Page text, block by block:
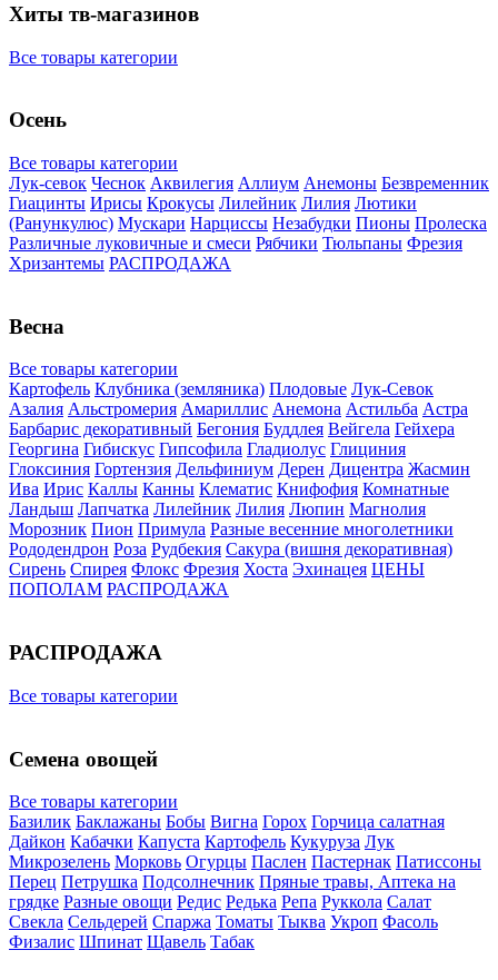
Хиты тв-магазинов
Все товары категории
Осень
Все товары категории
Лук-севок Чеснок Аквилегия Аллиум Анемоны Безвременник
Гиацинты Ирисы Крокусы Лилейник Лилия Лютики
(Ранункулюс) Мускари Нарцисcы Незабудки Пионы Пролеска
Различные луковичные и смеси Рябчики Тюльпаны Фрезия
Хризантемы РАСПРОДАЖА
Весна
Все товары категории
Картофель Клубника (земляника) Плодовые Лук-Севок
Азалия Альстромерия Амариллис Анемона Астильба Астра
Барбарис декоративный Бегония Буддлея Вейгела Гейхера
Георгина Гибискус Гипсофила Гладиолус Глициния
Глоксиния Гортензия Дельфиниум Дерен Дицентра Жасмин
Ива Ирис Каллы Канны Клематис Книфофия Комнатные
Ландыш Лапчатка Лилейник Лилия Люпин Магнолия
Морозник Пион Примула Разные весенние многолетники
Рододендрон Роза Рудбекия Сакура (вишня декоративная)
Сирень Спирея Флокс Фрезия Хоста Эхинацея ЦЕНЫ
ПОПОЛАМ РАСПРОДАЖА
РАСПРОДАЖА
Все товары категории
Семена овощей
Все товары категории
Базилик Баклажаны Бобы Вигна Горох Горчица салатная
Дайкон Кабачки Капуста Картофель Кукуруза Лук
Микрозелень Морковь Огурцы Паслен Пастернак Патиссоны
Перец Петрушка Подсолнечник Пряные травы, Аптека на
грядке Разные овощи Редис Редька Репа Руккола Салат
Свекла Сельдерей Спаржа Томаты Тыква Укроп Фасоль
Физалис Шпинат Щавель Табак